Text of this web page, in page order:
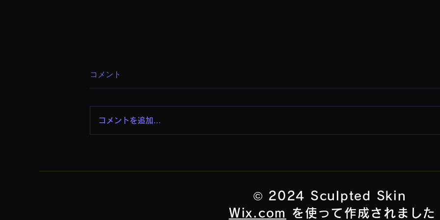
4時間
ー タトゥースタジオ タト
り 彫師 龍
刺
コメント
コメントを追加…
© 2024 Sculpted Skin
Wix.com
を使って作成されました